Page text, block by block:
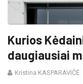
Kurios
daugiausiai
Kristina KASPARAVIČĖ